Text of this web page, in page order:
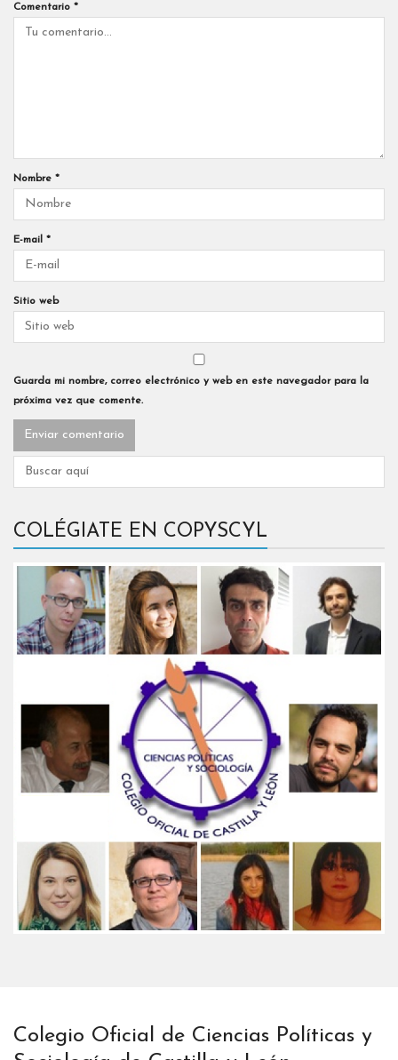
Comentario *
Nombre *
E-mail *
Sitio web
Guarda mi nombre, correo electrónico y web en este navegador para la
próxima vez que comente.
COLÉGIATE EN COPYSCYL
Colegio Oficial de Ciencias Políticas y